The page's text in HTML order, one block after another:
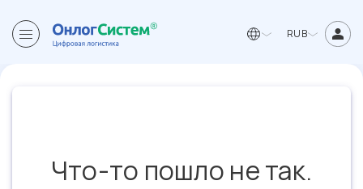
RUB
Что-то пошло не так.